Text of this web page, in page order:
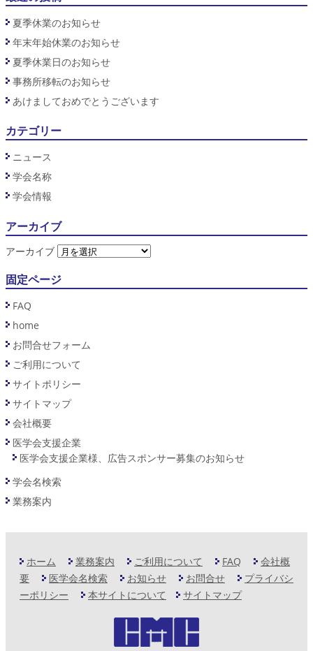
夏季休業のお知らせ
年末年始休業のお知らせ
夏季休業日のお知らせ
事務所移転のお知らせ
あけましておめでとうございます
カテゴリー
ニュース
学会名称
学会情報
アーカイブ
アーカイブ
固定ページ
FAQ
home
お問合せフォーム
ご利用について
サイトポリシー
サイトマップ
会社概要
医学会支援企業
医学会支援企業様、広告スポンサー募集のお知らせ
学会名検索
業務案内
ホーム 業務案内 ご利用について FAQ
会社概
要
医学会名検索 お知らせ お問合せ
プライバシ
ーポリシー
本サイトについて サイトマップ